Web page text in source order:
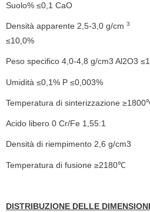
Suolo% ≤0,1 CaO
Densità apparente 2,5-3,0 g/cm
≤10,0%
Peso specifico 4,0-4,8 g/cm3 Al2O3
Umidità ≤0,1% P ≤0,003%
Temperatura di sinterizzazione
Acido libero 0 Cr/Fe 1,55:1
Densità di riempimento 2,6 g/cm3
Temperatura di fusione ≥2180℃
DISTRIBUZIONE DELLE